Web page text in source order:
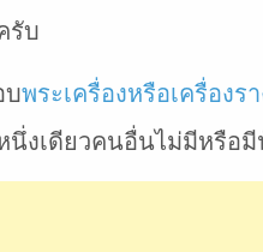
รับ
บพระเครื่องหรือเครื่องรา
งเดียวคนอื่นไม่มีหรือมี